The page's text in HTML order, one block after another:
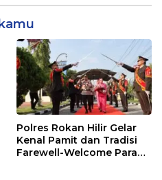
Polres Rokan Hilir Gelar
Kenal Pamit dan Tradisi
Farewell-Welcome Parade